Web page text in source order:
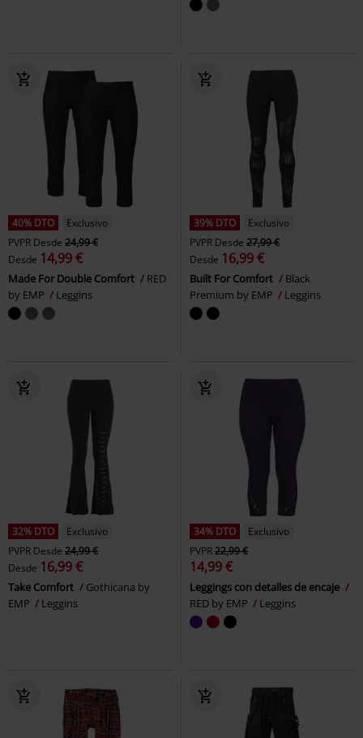
40% DTO
Exclusivo
PVPR Desde 24,99 €
Desde 14,99 €
Made For Double Comfort
RED
by EMP
Leggins
39% DTO
Exclusivo
PVPR Desde 27,99 €
Desde 16,99 €
Built For Comfort
Black
Premium by EMP
Leggins
32% DTO
Exclusivo
PVPR Desde 24,99 €
Desde 16,99 €
Take Comfort
Gothicana by
EMP
Leggins
34% DTO
Exclusivo
PVPR22,99 €
14,99 €
Leggings con detalles de encaje
RED by EMP
Leggins